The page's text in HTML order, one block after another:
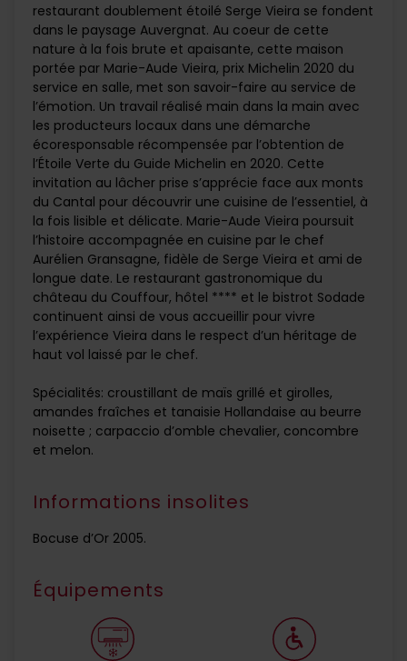
restaurant doublement étoilé Serge Vieira se fondent
dans le paysage Auvergnat. Au coeur de cette
nature à la fois brute et apaisante, cette maison
portée par Marie-Aude Vieira, prix Michelin 2020 du
service en salle, met son savoir-faire au service de
l’émotion. Un travail réalisé main dans la main avec
les producteurs locaux dans une démarche
écoresponsable récompensée par l’obtention de
l’Étoile Verte du Guide Michelin en 2020. Cette
invitation au lâcher prise s’apprécie face aux monts
du Cantal pour découvrir une cuisine de l’essentiel, à
la fois lisible et délicate. Marie-Aude Vieira poursuit
l’histoire accompagnée en cuisine par le chef
Aurélien Gransagne, fidèle de Serge Vieira et ami de
longue date. Le restaurant gastronomique du
château du Couffour, hôtel **** et le bistrot Sodade
continuent ainsi de vous accueillir pour vivre
l’expérience Vieira dans le respect d’un héritage de
haut vol laissé par le chef.
Spécialités: croustillant de maïs grillé et girolles,
amandes fraîches et tanaisie Hollandaise au beurre
noisette ; carpaccio d’omble chevalier, concombre
et melon.
Informations insolites
Bocuse d’Or 2005.
Équipements